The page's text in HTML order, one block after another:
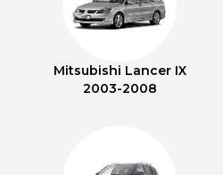
Mitsubishi Lancer IX
2003-2008